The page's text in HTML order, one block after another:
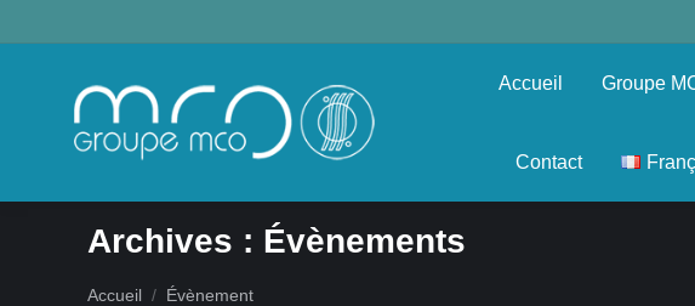
Accueil Groupe
Contact
Archives : Évènements
Vous êtes ici :
Accueil Évènement